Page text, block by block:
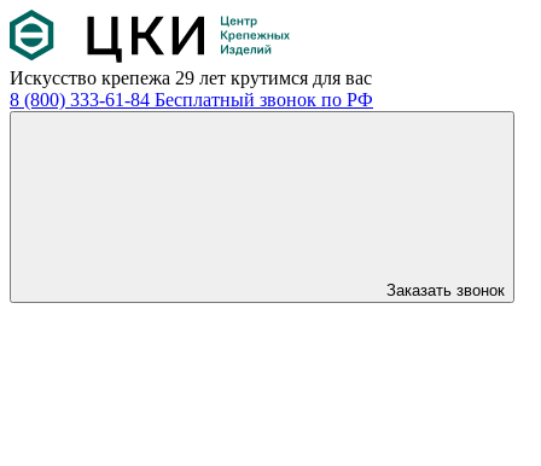
Искусство крепежа 29 лет крутимся для вас
8 (800) 333-61-84 Бесплатный звонок по РФ
Заказать звонок